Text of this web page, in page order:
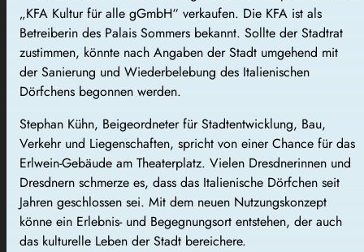
„KFA Kultur für alle gGmbH“ verkaufen. Die KFA ist als
Betreiberin des Palais Sommers bekannt. Sollte der Stadtrat
zustimmen, könnte nach Angaben der Stadt umgehend mit
der Sanierung und Wiederbelebung des Italienischen
Dörfchens begonnen werden.
Stephan Kühn, Beigeordneter für Stadtentwicklung, Bau,
Verkehr und Liegenschaften, spricht von einer Chance für das
Erlwein-Gebäude am Theaterplatz. Vielen Dresdnerinnen und
Dresdnern schmerze es, dass das Italienische Dörfchen seit
Jahren geschlossen sei. Mit dem neuen Nutzungskonzept
könne ein Erlebnis- und Begegnungsort entstehen, der auch
das kulturelle Leben der Stadt bereichere.